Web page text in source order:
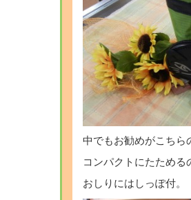
中でもお勧めがこちら
コンパクトにたためる
おしりにはしっぽ付。